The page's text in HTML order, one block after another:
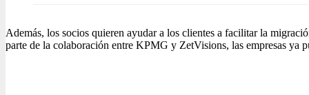
Además, los socios quieren ayudar a los clientes a facilitar la
parte de la colaboración entre KPMG y ZetVisions, las empresas ya